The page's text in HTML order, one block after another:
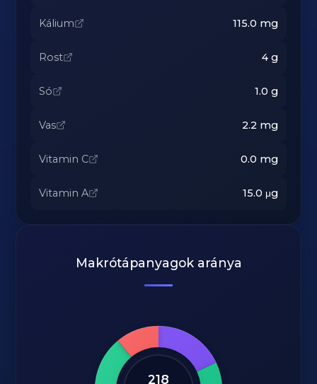
Kálium 115.0 mg
Rost 4g
Só 1.0 g
Vas 2.2 mg
Vitamin C 0.0 mg
Vitamin A 15.0 μg
Makrótápanyagok aránya
218